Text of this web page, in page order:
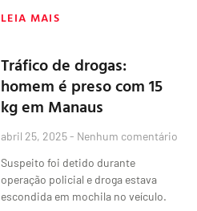
LEIA MAIS
Tráfico de drogas:
homem é preso com 15
kg em Manaus
abril 25, 2025 Nenhum comentário
Suspeito foi detido durante
operação policial e droga estava
escondida em mochila no veículo.